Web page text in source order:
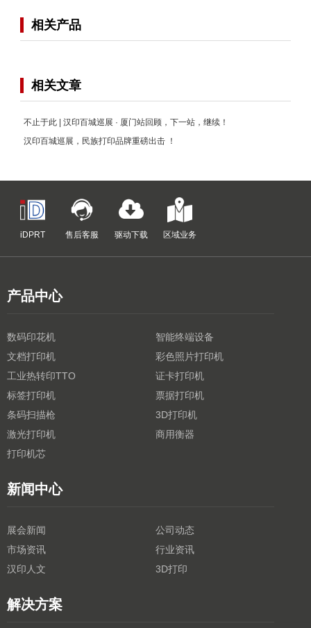
相关产品
相关文章
不止于此 | 汉印百城巡展 · 厦门站回顾，下一站，继续！
汉印百城巡展，民族打印品牌重磅出击 ！
iDPRT 售后客服 驱动下载 区域业务
产品中心
数码印花机
智能终端设备
文档打印机
彩色照片打印机
工业热转印TTO
证卡打印机
标签打印机
票据打印机
条码扫描枪
3D打印机
激光打印机
商用衡器
打印机芯
新闻中心
展会新闻
公司动态
市场资讯
行业资讯
汉印人文
3D打印
解决方案